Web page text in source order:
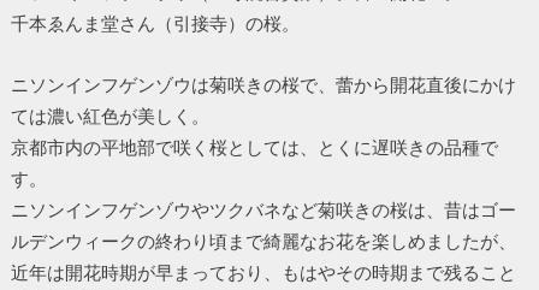
千本ゑんま堂さん（引接寺）の桜。
ニソンインフゲンゾウは菊咲きの桜で、蕾から開花直後にかけ
ては濃い紅色が美しく。
京都市内の平地部で咲く桜としては、とくに遅咲きの品種で
す。
ニソンインフゲンゾウやツクバネなど菊咲きの桜は、昔はゴー
ルデンウィークの終わり頃まで綺麗なお花を楽しめましたが、
近年は開花時期が早まっており、もはやその時期まで残ること